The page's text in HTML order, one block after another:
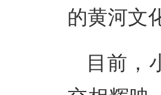
的黄河文
目前，